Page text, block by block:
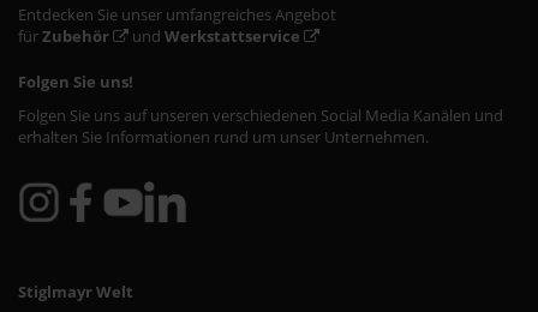
Entdecken Sie unser umfangreiches Angebot
fürZubehör und Werkstattservice
Folgen Sie uns!
Folgen Sie uns auf unseren verschiedenen Social Media Kanälen und
erhalten Sie Informationen rund um unser Unternehmen.
Stiglmayr Welt